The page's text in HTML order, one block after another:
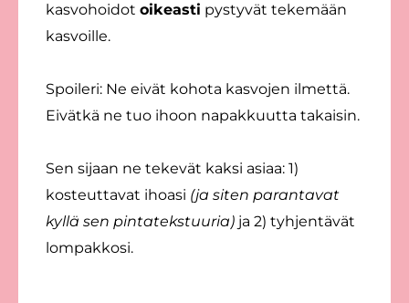
kasvohoidot oikeasti pystyvät tekemään
kasvoille.
Spoileri: Ne eivät kohota kasvojen ilmettä.
Eivätkä ne tuo ihoon napakkuutta takaisin.
Sen sijaan ne tekevät kaksi asiaa: 1)
kosteuttavat ihoasi (ja siten parantavat
kyllä sen pintatekstuuria) ja 2) tyhjentävät
lompakkosi.